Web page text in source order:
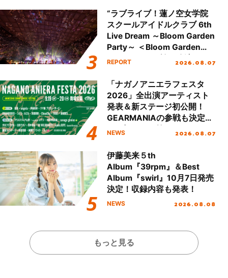
“ラブライブ！蓮ノ空女学院
スクールアイドルクラブ 6th
Live Dream ～Bloom Garden
Party～ ＜Bloom Garden
Party Stage／埼玉公演＞”
REPORT 2026.08.07
「ナガノアニエラフェスタ
2026」全出演アーティスト
発表＆新ステージ初公開！
GEARMANIAの参戦も決定
し、初となる第3ステージの
NEWS 2026.08.07
伊藤美来５th
Album『39rpm』＆Best
Album『swirl』10月7日発売
決定！収録内容も発表！
NEWS 2026.08.08
もっと見る